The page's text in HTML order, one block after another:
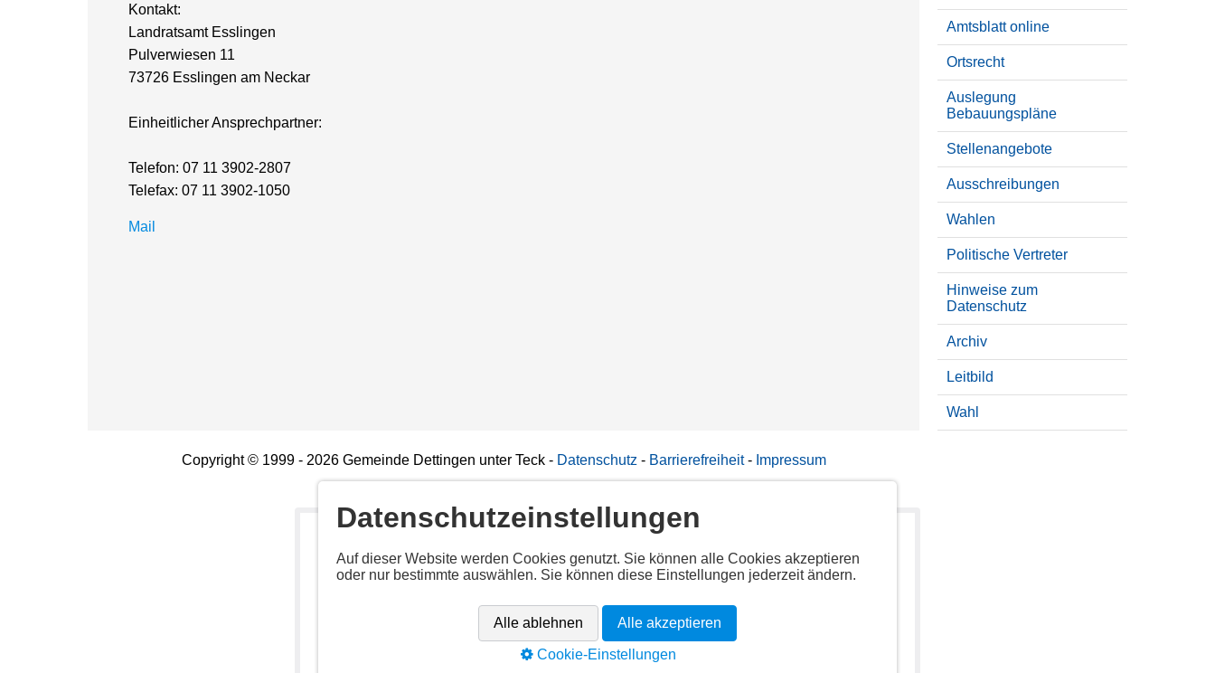
Kontakt:
Landratsamt Esslingen
Pulverwiesen 11
73726 Esslingen am Neckar
Einheitlicher Ansprechpartner:
Telefon: 07 11 3902-2807
Telefax: 07 11 3902-1050
Mail
Amtsblatt online
Ortsrecht
Auslegung
Bebauungspläne
Stellenangebote
Ausschreibungen
Wahlen
Politische Vertreter
Hinweise zum
Datenschutz
Archiv
Leitbild
Wahl
Copyright © 1999 - 2026 Gemeinde Dettingen unter Teck- Datenschutz - Barrierefreiheit- Impressum
Deaktiviertes Script!
Aktivieren Sie alle Cookies per Klick auf " Alle akzeptieren" um diesen Inhalt anzuzeigen.
https://app.cituro.com/booking-widget
Alle akzeptieren
Datenschutzeinstellungen
Auf dieser Website werden Cookies genutzt. Sie können alle Cookies akzeptieren
oder nur bestimmte auswählen. Sie können diese Einstellungen jederzeit ändern.
Alle ablehnen Alle akzeptieren
Cookie-Einstellungen